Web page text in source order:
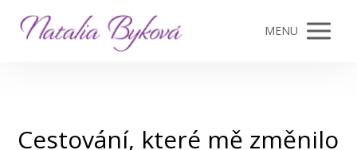
MENU
Cestování, které mě změnilo